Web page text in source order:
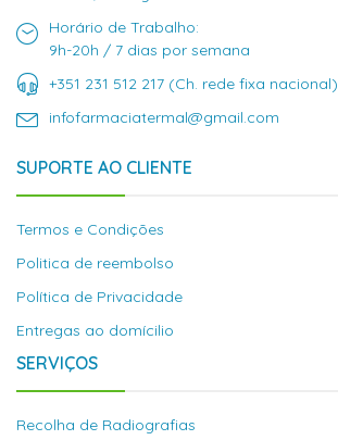
Horário de Trabalho:
9h-20h / 7 dias por semana
+351 231 512 217 (Ch. rede fixa nacional)
infofarmaciatermal@gmail.com
SUPORTE AO CLIENTE
Termos e Condições
Politica de reembolso
Política de Privacidade
Entregas ao domícilio
SERVIÇOS
Recolha de Radiografias